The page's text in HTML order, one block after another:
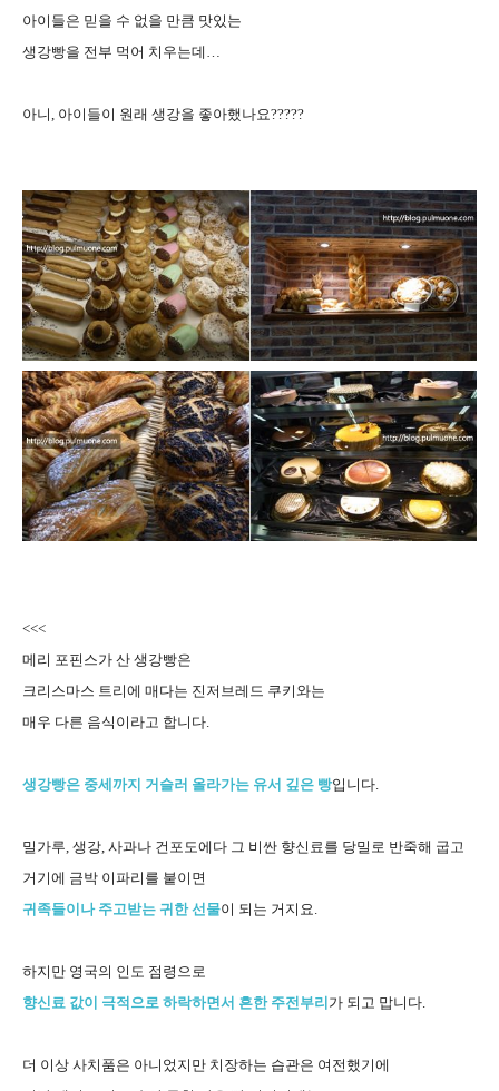
아이들은 믿을 수 없을 만큼 맛있는
생강빵을 전부 먹어 치우는데…
아니, 아이들이 원래 생강을 좋아했나요?????
<<<
메리 포핀스가 산 생강빵은
크리스마스 트리에 매다는 진저브레드 쿠키와는
매우 다른 음식이라고 합니다.
생강빵은 중세까지 거슬러 올라가는 유서 깊은 빵입니다.
밀가루, 생강, 사과나 건포도에다 그 비싼 향신료를 당밀로 반죽해 굽고
거기에 금박 이파리를 붙이면
귀족들이나 주고받는 귀한 선물이 되는 거지요.
하지만 영국의 인도 점령으로
향신료 값이 극적으로 하락하면서 흔한 주전부리 가 되고 맙니다.
더 이상 사치품은 아니었지만 치장하는 습관은 여전했기에